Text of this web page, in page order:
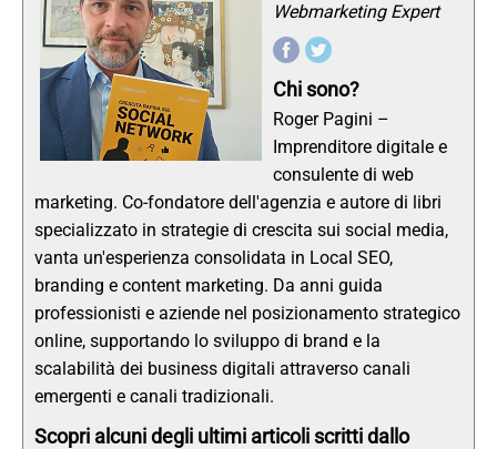
Webmarketing Expert
Chi sono?
Roger Pagini –
Imprenditore digitale e
consulente di web
marketing. Co-fondatore dell'agenzia e autore di libri
specializzato in strategie di crescita sui social media,
vanta un'esperienza consolidata in Local SEO,
branding e content marketing. Da anni guida
professionisti e aziende nel posizionamento strategico
online, supportando lo sviluppo di brand e la
scalabilità dei business digitali attraverso canali
emergenti e canali tradizionali.
Scopri alcuni degli ultimi articoli scritti dallo